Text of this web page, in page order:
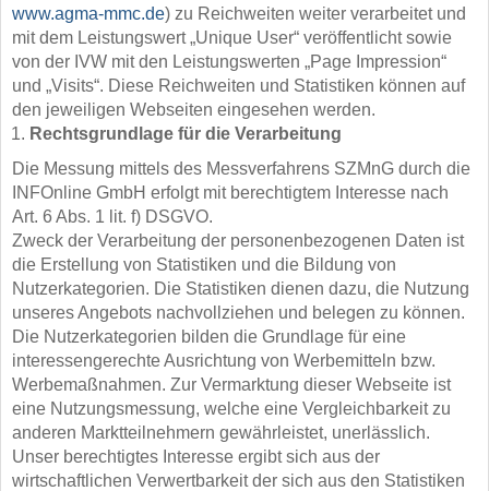
www.agma-mmc.de) zu Reichweiten weiter verarbeitet und
mit dem Leistungswert „Unique User“ veröffentlicht sowie
von der IVW mit den Leistungswerten „Page Impression“
und „Visits“. Diese Reichweiten und Statistiken können auf
den jeweiligen Webseiten eingesehen werden.
Rechtsgrundlage für die Verarbeitung
Die Messung mittels des Messverfahrens SZMnG durch die
INFOnline GmbH erfolgt mit berechtigtem Interesse nach
Art. 6 Abs. 1 lit. f) DSGVO.
Zweck der Verarbeitung der personenbezogenen Daten ist
die Erstellung von Statistiken und die Bildung von
Nutzerkategorien. Die Statistiken dienen dazu, die Nutzung
unseres Angebots nachvollziehen und belegen zu können.
Die Nutzerkategorien bilden die Grundlage für eine
interessengerechte Ausrichtung von Werbemitteln bzw.
Werbemaßnahmen. Zur Vermarktung dieser Webseite ist
eine Nutzungsmessung, welche eine Vergleichbarkeit zu
anderen Marktteilnehmern gewährleistet, unerlässlich.
Unser berechtigtes Interesse ergibt sich aus der
wirtschaftlichen Verwertbarkeit der sich aus den Statistiken